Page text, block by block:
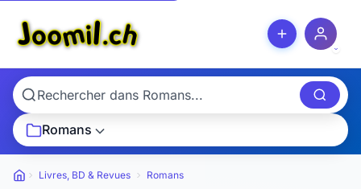
Romans
Petites
Livres, BD & Revues Romans